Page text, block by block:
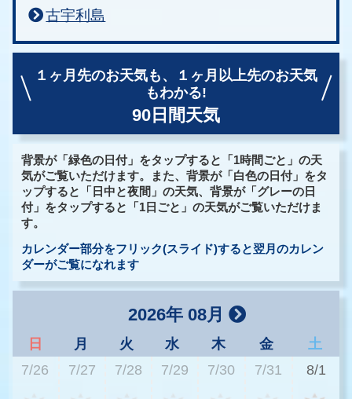
古宇利島
１ヶ月先のお天気も、
１ヶ月以上先のお天気
もわかる!
90日間天気
背景が「緑色の日付」をタップすると「1時間ごと」の天
気がご覧いただけます。また、背景が「白色の日付」をタ
ップすると「日中と夜間」の天気、背景が「グレーの日
付」をタップすると「1日ごと」の天気がご覧いただけま
す。
カレンダー部分をフリック(スライド)すると翌月のカレン
ダーがご覧になれます
2026年 08月
日 月 火 水 木 金
土
7/26
7/27 7/28 7/29 7/30 7/31 8/1